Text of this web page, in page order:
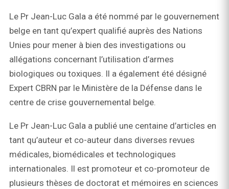
Le Pr Jean-Luc Gala a été nommé par le gouvernement
belge en tant qu’expert qualifié auprès des Nations
Unies pour mener à bien des investigations ou
allégations concernant l’utilisation d’armes
biologiques ou toxiques. Il a également été désigné
Expert CBRN par le Ministère de la Défense dans le
centre de crise gouvernemental belge.
Le Pr Jean-Luc Gala a publié une centaine d’articles en
tant qu’auteur et co-auteur dans diverses revues
médicales, biomédicales et technologiques
internationales. Il est promoteur et co-promoteur de
plusieurs thèses de doctorat et mémoires en sciences